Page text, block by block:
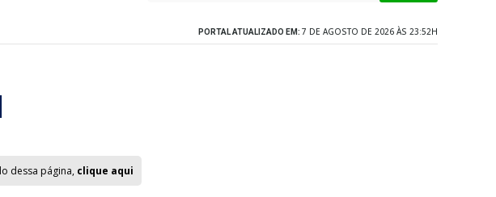
PORTAL ATUALIZADO EM: 7 DE AGOSTO DE 2026 ÀS 23:52H
dessa página, clique aqui